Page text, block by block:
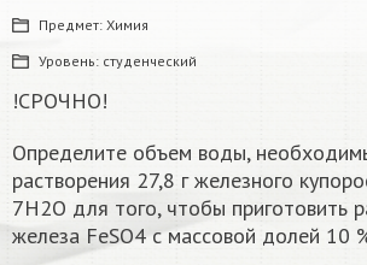
Предмет: Химия
Уровень: студенческий
!СРОЧНО!
Определите объем воды,
растворения 27,8 г железного
7Н2О для того, чтобы приготовить
железа FeSO4 с массовой долей 10